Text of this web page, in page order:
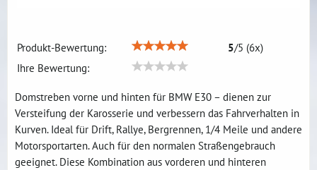
Produkt-Bewertung: 5/5 (6x)
Ihre Bewertung:
Domstreben vorne und hinten für BMW E30 – dienen zur
Versteifung der Karosserie und verbessern das Fahrverhalten in
Kurven. Ideal für Drift, Rallye, Bergrennen, 1/4 Meile und andere
Motorsportarten. Auch für den normalen Straßengebrauch
geeignet. Diese Kombination aus vorderen und hinteren